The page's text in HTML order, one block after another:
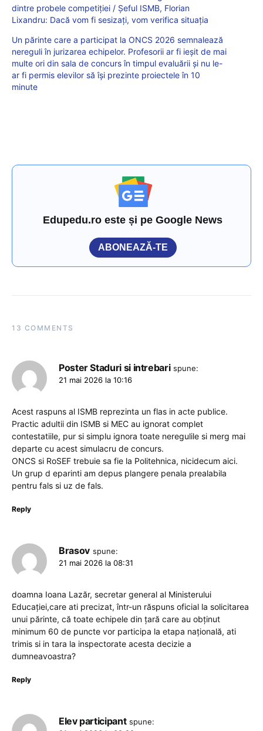
dintre probele competiției / Șeful ISMB, Florian
Lixandru: Dacă vom fi sesizați, vom verifica situația
Un părinte care a participat la ONCS 2026 semnalează
nereguli în jurizarea echipelor. Profesorii ar fi ieșit de mai
multe ori din sala de concurs în timpul evaluării și nu le-
ar fi permis elevilor să își prezinte proiectele în 10
minute
Edupedu.ro este și pe Google News
ABONEAZĂ-TE
13 COMMENTS
Poster Staduri si intrebari spune:
21 mai 2026 la 10:16
Acest raspuns al ISMB reprezinta un flas in acte publice.
Practic adultii din ISMB si MEC au ignorat complet
contestatiile, pur si simplu ignora toate neregulile si merg mai
departe cu acest simulacru de concurs.
ONCS si RoSEF trebuie sa fie la Politehnica, nicidecum aici.
Un grup d eparinti am depus plangere penala prealabila
pentru fals si uz de fals.
Reply
Brasov spune:
21 mai 2026 la 08:31
doamna Ioana Lazăr, secretar general al Ministerului
Educației,care ati precizat, într-un răspuns oficial la solicitarea
unui părinte, că toate echipele din țară care au obținut
minimum 60 de puncte vor participa la etapa națională, ati
trimis si in tara la inspectorate acesta decizie a
dumneavoastra?
Reply
Elev participant spune: